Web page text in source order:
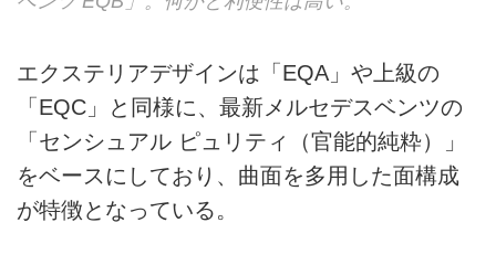
エクステリアデザインは「EQA」や上級の
「EQC」と同様に、最新メルセデスベンツの
「センシュアル ピュリティ（官能的純粋）」
をベースにしており、曲面を多用した面構成
が特徴となっている。